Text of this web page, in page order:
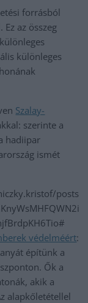
forrásból
az összeg
különleges
Szalay-
szerinte a
hadiipar
ismét
posts
védelméért:
építünk a
Ők a
akik a
alapkőletétellel